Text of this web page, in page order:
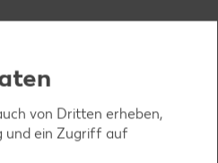
und kalt
von Dritten erheben,
und ein Zugriff auf